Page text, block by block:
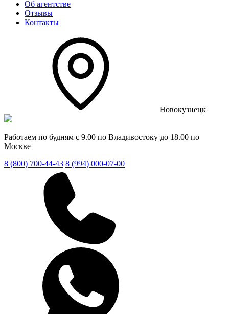
Об агентстве
Отзывы
Контакты
Новокузнецк
Работаем по будням с 9.00 по Владивостоку до 18.00 по
Москве
8 (800) 700-44-43 8 (994) 000-07-00